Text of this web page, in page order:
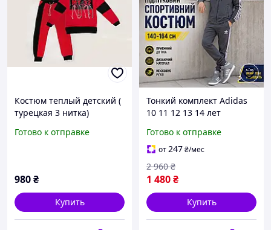
Костюм теплый детский (
турецкая 3 нитка)
Готово к отправке
980₴
Купить
Тонкий комплект Adidas
10 11 12 13 14 лет
мальчикам подросткам,
детские серые костюмы
Адидас белые полоски
Готово к отправке
от247₴/мес
1 480₴
2 960 ₴
Купить